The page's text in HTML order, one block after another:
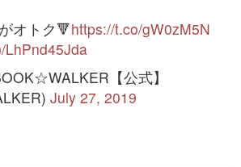
オトク🔻https://t.co/gW0zM5N
LhPnd45Jda
【公式】
July 27, 2019